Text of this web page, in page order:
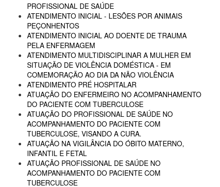
PROFISSIONAL DE SAÚDE
ATENDIMENTO INICIAL - LESÕES POR ANIMAIS
PEÇONHENTOS
ATENDIMENTO INICIAL AO DOENTE DE TRAUMA
PELA ENFERMAGEM
ATENDIMENTO MULTIDISCIPLINAR A MULHER EM
SITUAÇÃO DE VIOLÊNCIA DOMÉSTICA - EM
COMEMORAÇÃO AO DIA DA NÃO VIOLÊNCIA
ATENDIMENTO PRÉ HOSPITALAR
ATUAÇÃO DO ENFERMEIRO NO ACOMPANHAMENTO
DO PACIENTE COM TUBERCULOSE
ATUAÇÃO DO PROFISSIONAL DE SAÚDE NO
ACOMPANHAMENTO DO PACIENTE COM
TUBERCULOSE, VISANDO A CURA.
ATUAÇÃO NA VIGILÂNCIA DO ÓBITO MATERNO,
INFANTIL E FETAL
ATUAÇÃO PROFISSIONAL DE SAÚDE NO
ACOMPANHAMENTO DO PACIENTE COM
TUBERCULOSE